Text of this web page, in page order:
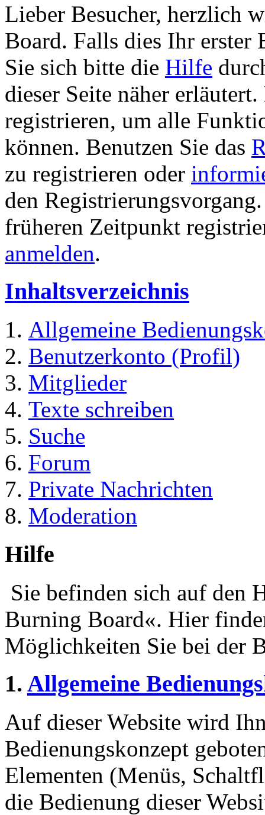
Lieber Besucher, herzlich
Board. Falls dies Ihr erster
Sie sich bitte die Hilfe
dieser Seite näher
registrieren, um alle
können. Benutzen Sie das
zu registrieren oder
den
früheren Zeitpunkt
anmelden.
Inhaltsverzeichnis
Allgemeine
Benutzerkonto (Profil)
Mitglieder
Texte schreiben
Suche
Forum
Private Nachrichten
Moderation
Hilfe
Sie befinden sich auf den
Burning Board«. Hier
Möglichkeiten Sie bei der
1. Allgemeine
Auf dieser Website wird
Bedienungskonzept
Elementen (Menüs,
die Bedienung dieser